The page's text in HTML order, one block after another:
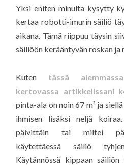
Yksi eniten minulta kysytty
kertaa robotti-imurin säiliö
aikana. Tämä riippuu täysin
säiliöön kerääntyvän roskan ja
Kuten tässä
kertovassa artikkelissani
pinta-ala on noin 67 m² ja
ihmisen lisäksi neljä
päivittäin tai miltei
käytettäessä säiliö
Käytännössä kippaan